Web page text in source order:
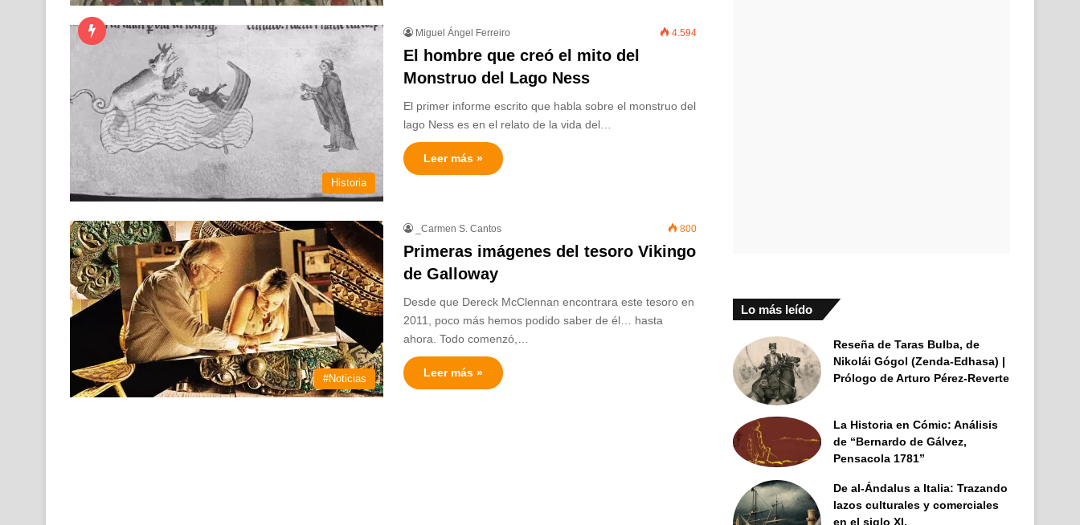
Historia
Miguel Ángel Ferreiro 4.594
El hombre que creó el mito del
Monstruo del Lago Ness
El primer informe escrito que habla sobre el monstruo del
lago Ness es en el relato de la vida del…
Leer más »
#Noticias
_Carmen S. Cantos 800
Primeras imágenes del tesoro Vikingo
de Galloway
Desde que Dereck McClennan encontrara este tesoro en
2011, poco más hemos podido saber de él… hasta
ahora. Todo comenzó,…
Leer más »
Lo más leído
Reseña de Taras Bulba, de
Nikolái Gógol (Zenda-Edhasa) |
Prólogo de Arturo Pérez-Reverte
La Historia en Cómic: Análisis
de “Bernardo de Gálvez,
Pensacola 1781”
De al-Ándalus a Italia: Trazando
lazos culturales y comerciales
en el siglo XI.